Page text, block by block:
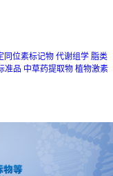
同位素标记物 代谢组学 脂类
准品 中草药提取物 植物激素